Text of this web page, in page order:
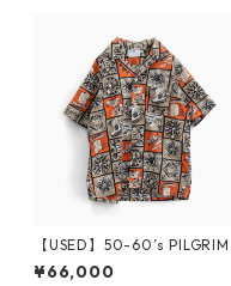
【USED】50-60’s PILGRIM
Open Collar Hawaiian Shirt
¥66,000